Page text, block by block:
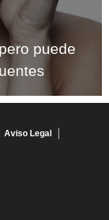
puede
Aviso Legal